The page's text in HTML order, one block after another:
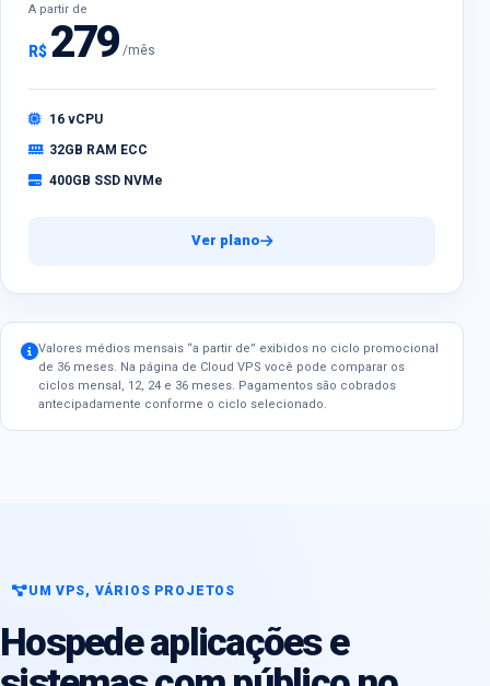
A partir de
R$ 279 /mês
16 vCPU
32GB RAM ECC
400GB SSD NVMe
Ver plano
Valores médios mensais “a partir de” exibidos no ciclo promocional
de 36 meses. Na página de Cloud VPS você pode comparar os
ciclos mensal, 12, 24 e 36 meses. Pagamentos são cobrados
antecipadamente conforme o ciclo selecionado.
UM VPS, VÁRIOS PROJETOS
Hospede aplicações e